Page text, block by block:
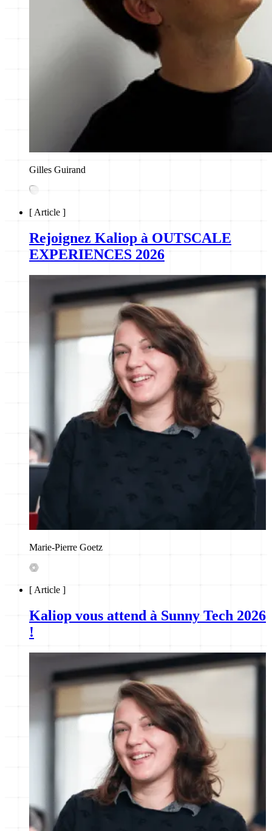
Gilles Guirand
[Article ]
Rejoignez Kaliop à OUTSCALE
EXPERIENCES 2026
Marie-Pierre Goetz
[ Article ]
Kaliop vous attend à Sunny Tech 2026
!